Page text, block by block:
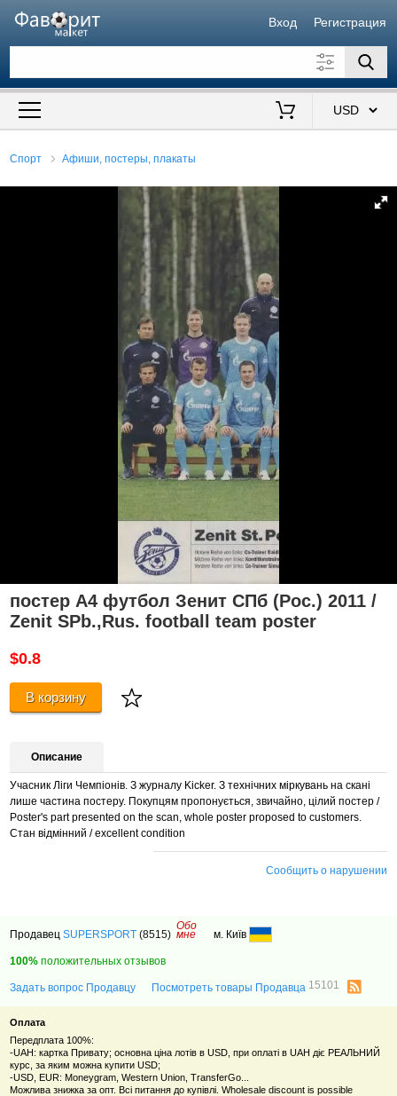
Вход Регистрация
Искать также в описании
Спорт Афиши, постеры, плакаты
постер А4 футбол Зенит СПб (Рос.) 2011 /
Zenit SPb.,Rus. football team poster
$0.8
В корзину
Описание
Учасник Ліги Чемпіонів. З журналу Kicker.З технічних міркувань на скані
лише частина постеру. Покупцям пропонується, звичайно, цілий постер /
Poster's part presented on the scan, whole poster proposed to customers.
Стан відмінний / excellent condition
Сообщить о нарушении
ПродавецSUPERSPORT (8515)
Обо
мне м. Київ
100% положительных отзывов
Задать вопрос Продавцу Посмотреть товары Продавца 15101
Оплата
Передплата 100%:
-UAH: картка Привату; основна ціна лотів в USD, при оплаті в UAH діє РЕАЛЬНИЙ
курс, за яким можна купити USD;
-USD, EUR: Moneygram, Western Union, TransferGo...
Можлива знижка за опт. Всі питання до купівлі. Wholesale discount is possible